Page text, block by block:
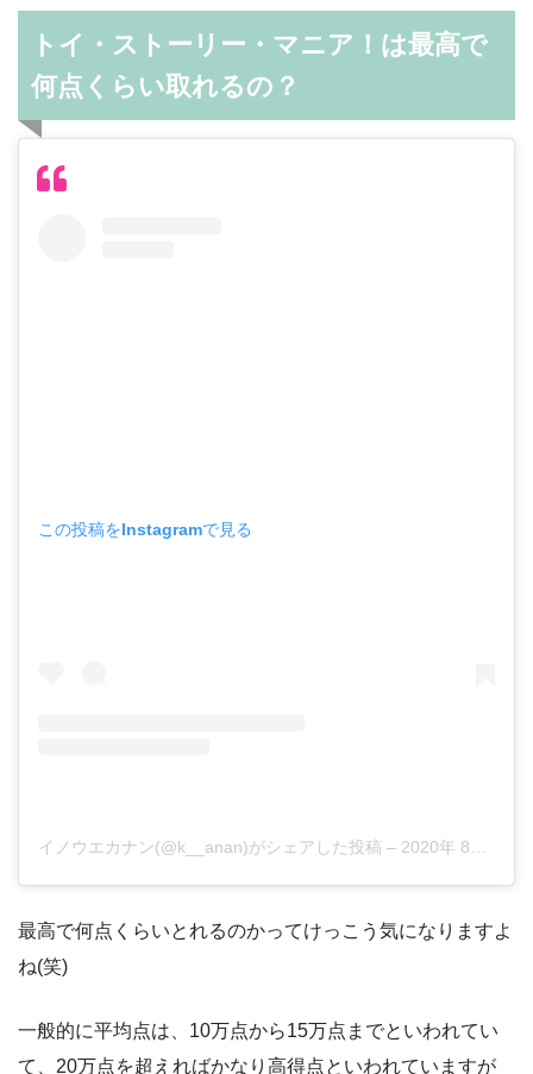
トイ・ストーリー・マニア！は最高で
何点くらい取れるの？
この投稿をInstagramで見る
イノウエカナン(@k__anan)がシェアした投稿 – 2020年 8月月2日午後8時04分PDT
最高で何点くらいとれるのかってけっこう気になりますよ
ね(笑)
一般的に平均点は、10万点から15万点までといわれてい
て、20万点を超えればかなり高得点といわれていますが